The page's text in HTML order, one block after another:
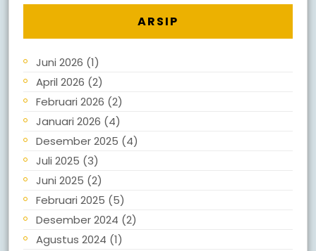
ARSIP
Juni 2026 (1)
April 2026 (2)
Februari 2026 (2)
Januari 2026 (4)
Desember 2025 (4)
Juli 2025 (3)
Juni 2025 (2)
Februari 2025 (5)
Desember 2024 (2)
Agustus 2024 (1)